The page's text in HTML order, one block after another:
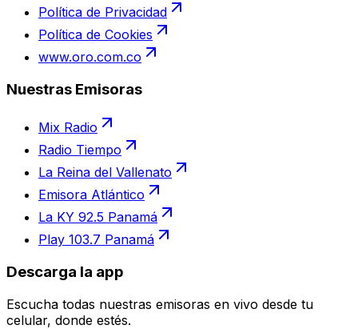
Política de Privacidad
Política de Cookies
www.oro.com.co
Nuestras Emisoras
Mix Radio
Radio Tiempo
La Reina del Vallenato
Emisora Atlántico
La KY 92.5 Panamá
Play 103.7 Panamá
Descarga la app
Escucha todas nuestras emisoras en vivo desde tu
celular, donde estés.